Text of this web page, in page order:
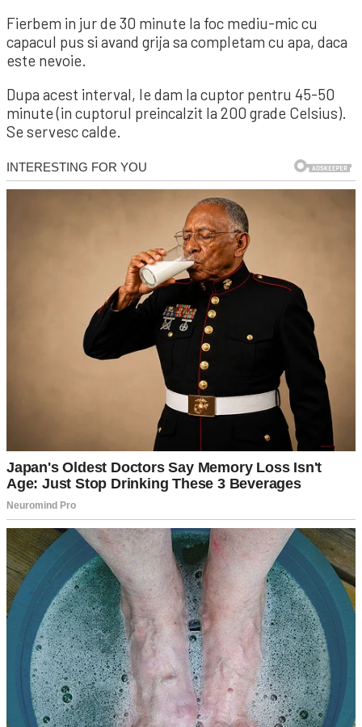
Fierbem in jur de 30 minute la foc mediu-mic cu
capacul pus si avand grija sa completam cu apa, daca
este nevoie.
Dupa acest interval, le dam la cuptor pentru 45-50
minute (in cuptorul preincalzit la 200 grade Celsius).
Se servesc calde.